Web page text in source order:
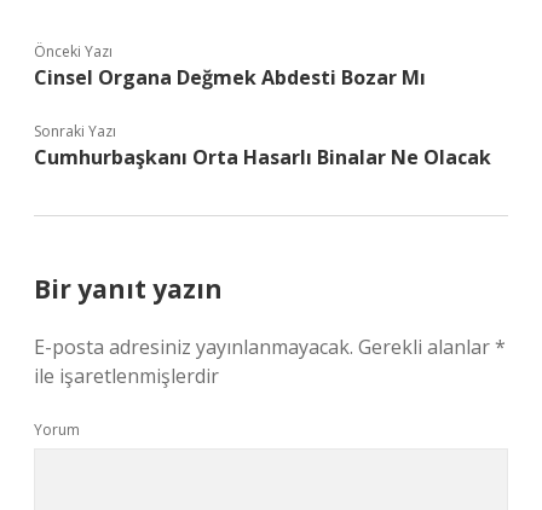
Önceki Yazı
Cinsel Organa Değmek Abdesti Bozar Mı
Sonraki Yazı
Cumhurbaşkanı Orta Hasarlı Binalar Ne Olacak
Bir yanıt yazın
E-posta adresiniz yayınlanmayacak. Gerekli alanlar*
ile işaretlenmişlerdir
Yorum